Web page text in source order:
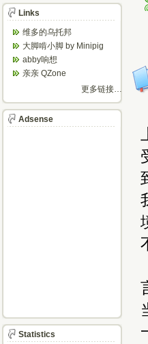
Links
维多的乌托邦
大脚啃小脚 by Minipig
abby响想
亲亲 QZone
更多链接…
Adsense
Statistics